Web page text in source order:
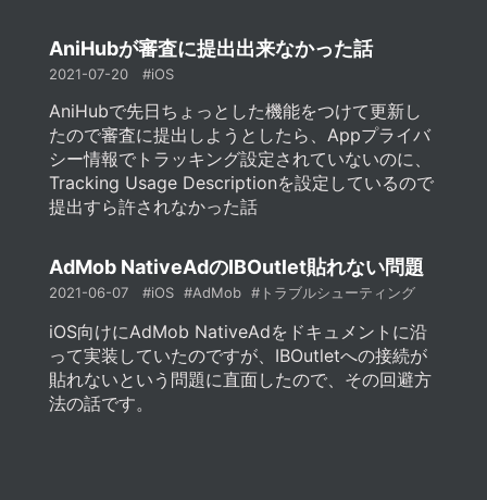
AniHubが審査に提出出来なかった話
2021-07-20 #iOS
AniHubで先日ちょっとした機能をつけて更新し
たので審査に提出しようとしたら、Appプライバ
シー情報でトラッキング設定されていないのに、
Tracking Usage Descriptionを設定しているので
提出すら許されなかった話
AdMob NativeAdのIBOutlet貼れない問題
2021-06-07 #iOS #AdMob #トラブルシューティング
iOS向けにAdMob NativeAdをドキュメントに沿
って実装していたのですが、IBOutletへの接続が
貼れないという問題に直面したので、その回避方
法の話です。